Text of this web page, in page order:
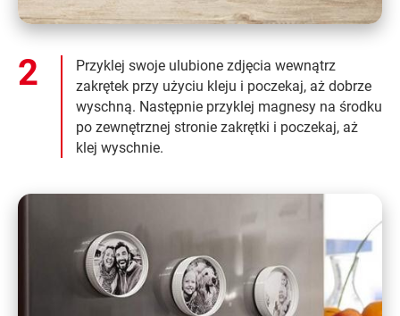
Przyklej swoje ulubione zdjęcia wewnątrz
zakrętek przy użyciu kleju i poczekaj, aż dobrze
wyschną. Następnie przyklej magnesy na środku
po zewnętrznej stronie zakrętki i poczekaj, aż
klej wyschnie.